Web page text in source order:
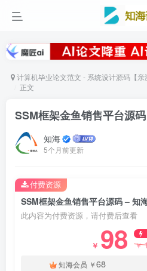
计算机毕业论文范文 - 系统设计源码【
正文
SSM框架金鱼销售平台源
知海
5个月前更新
SSM框架金鱼销售平台源码 – 知
此内容为付费资源，请付费后查看
￥ 98 ￥
知海会员 ￥68
付费资源